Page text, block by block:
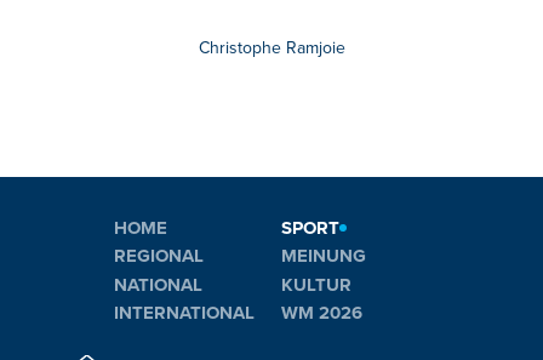
Christophe Ramjoie
HOME
REGIONAL
NATIONAL
INTERNATIONAL
SPORT
MEINUNG
KULTUR
WM 2026